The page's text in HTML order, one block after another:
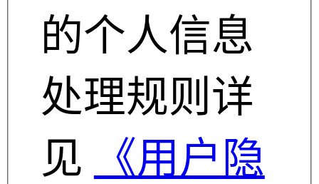
的个人信息
处理规则详
见
《用户隐